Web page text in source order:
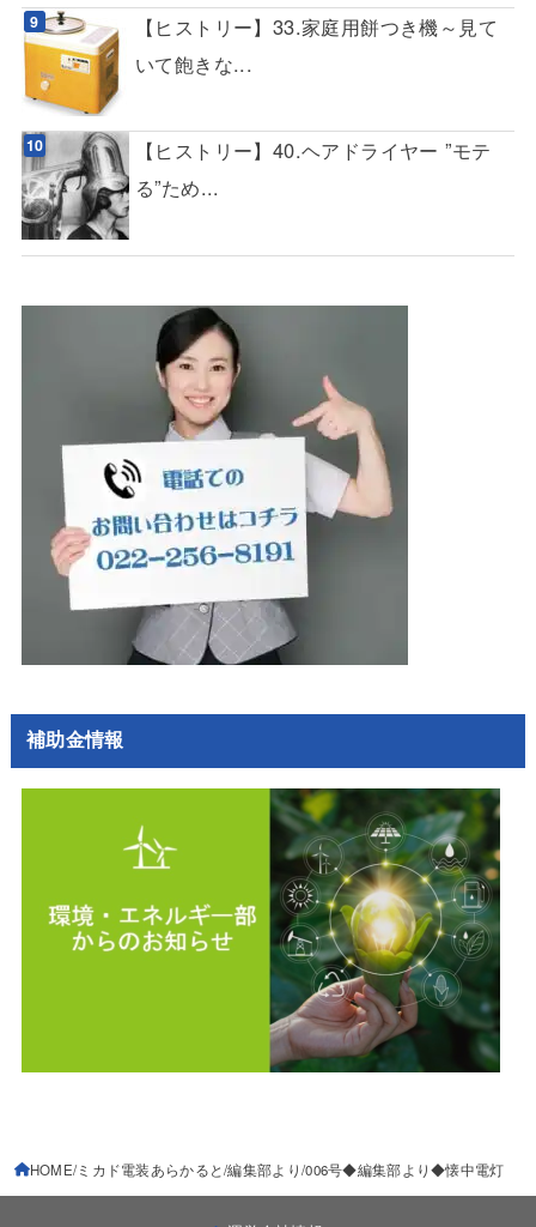
【ヒストリー】33.家庭用餅つき機～見て
いて飽きな...
【ヒストリー】40.ヘアドライヤー ”モテ
る”ため...
補助金情報
HOME ミカド電装あらかると 編集部より 006号◆編集部より◆懐中電灯